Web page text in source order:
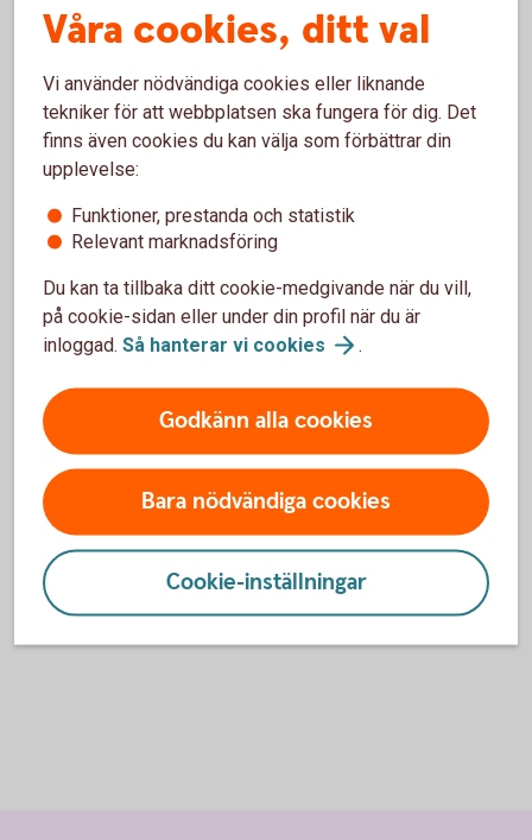
Mån - Tor 08:00 - 18:00 Fre: 08:00-17:00
Ring 0176-770 00
Besök oss
Välkommen till ett av våra kontor så hjälper vi dig.
Hitta dittbankkontor
För att se detta innehåll behöver du först
godkänna cookies för Funktioner, prestanda
och statistik.
Inställningar för cookies
Våra cookies, ditt val
Vi använder nödvändiga cookies eller liknande
tekniker för att webbplatsen ska fungera för dig. Det
finns även cookies du kan välja som förbättrar din
upplevelse:
Funktioner, prestanda och statistik
Relevant marknadsföring
Du kan ta tillbaka ditt cookie-medgivande när du vill,
på cookie-sidan eller under din profil när du är
inloggad. Så hanterar vi cookies .
Godkänn alla cookies
Bara nödvändiga cookies
Cookie-inställningar